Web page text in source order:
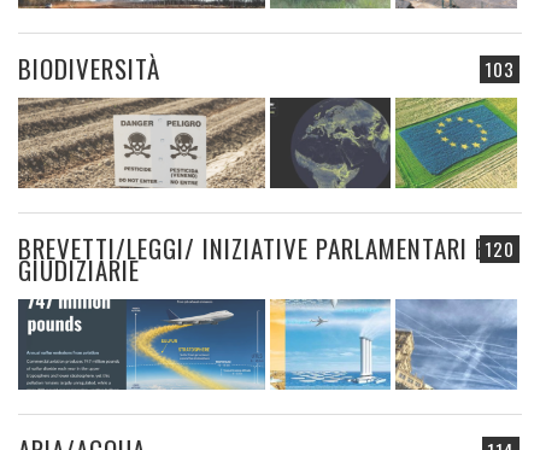
103
BIODIVERSITÀ
120
BREVETTI/LEGGI/ INIZIATIVE PARLAMENTARI E
GIUDIZIARIE